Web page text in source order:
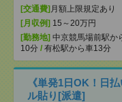
[交通費] 月額上限規定あり
[月収例] 15～20万円
[勤務地] 中京競馬場前駅か
10分 / 有松駅から車13分
《単発1日OK！日
ル貼り[派遣]